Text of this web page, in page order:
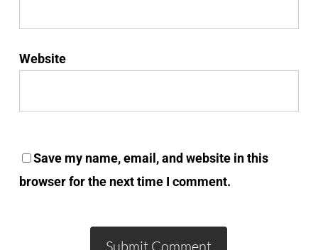
Website
Save my name, email, and website in this
browser for the next time I comment.